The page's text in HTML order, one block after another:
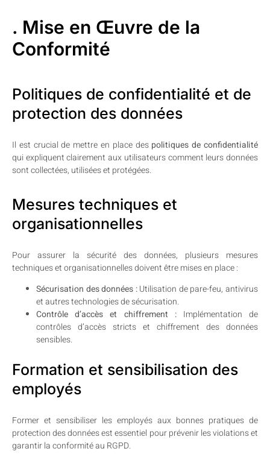
. Mise en Œuvre de la
Conformité
Politiques de confidentialité et de
protection des données
Il est crucial de mettre en place des politiques de confidentialité
qui expliquent clairement aux utilisateurs comment leurs données
sont collectées, utilisées et protégées.
Mesures techniques et
organisationnelles
Pour assurer la sécurité des données, plusieurs mesures
techniques et organisationnelles doivent être mises en place :
Sécurisation des données :Utilisation de pare-feu, antivirus
et autres technologies de sécurisation.
Contrôle d’accès et chiffrement :Implémentation de
contrôles d’accès stricts et chiffrement des données
sensibles.
Formation et sensibilisation des
employés
Former et sensibiliser les employés aux bonnes pratiques de
protection des données est essentiel pour prévenir les violations et
garantir la conformité au RGPD.